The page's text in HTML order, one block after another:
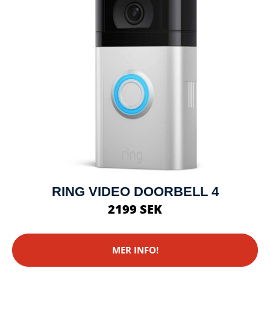
RING VIDEO DOORBELL 4
2199 SEK
MER INFO!